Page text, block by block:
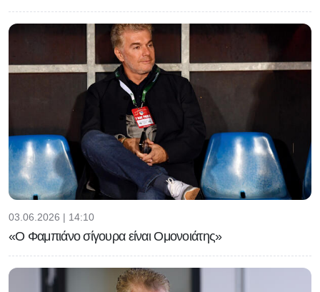
03.06.2026 | 14:10
«Ο Φαμπιάνο σίγουρα είναι Ομονοιάτης»